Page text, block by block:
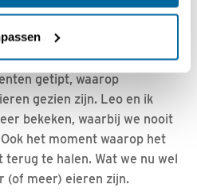
voordat we zekerheid
een vierde ei gelegd is. Ons
heel goed voor ons te
getipt, waarop
gezien zijn. Leo en ik
bekeken, waarbij we nooit
het moment waarop het
te halen. Wat we nu wel
(of meer) eieren zijn.